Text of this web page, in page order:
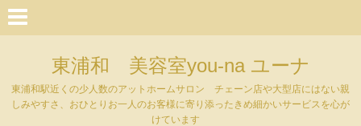
東浦和 美容室you-na ユーナ
東浦和駅近くの少人数のアットホームサロン チェーン店や大型店にはない親
しみやすさ、おひとりお一人のお客様に寄り添ったきめ細かいサービスを心が
けています